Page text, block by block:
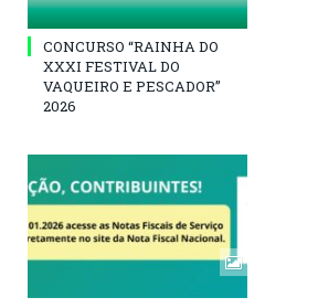
CONCURSO “RAINHA DO
XXXI FESTIVAL DO
VAQUEIRO E PESCADOR”
2026